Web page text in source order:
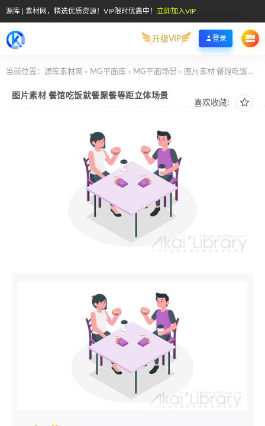
源库 | 素材网，精选优质资源！VIP限时优惠中！ 立即加入VIP
升级VIP 登录
当前位置： 源库素材网 > MG平面库 > MG平面场景 > 图片素材 餐馆吃饭就餐聚餐等距立体场景
喜欢收藏:
图片素材 餐馆吃饭就餐聚餐等距立体场景